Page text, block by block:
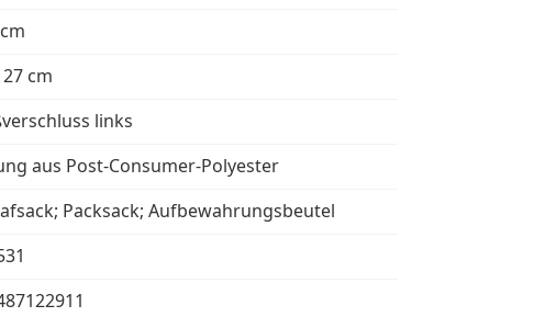
cm
links
aus Post-Consumer-Polyester
Packsack; Aufbewahrungsbeutel